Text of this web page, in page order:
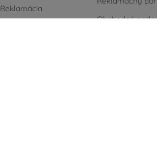
Reklamácia
Obchodné